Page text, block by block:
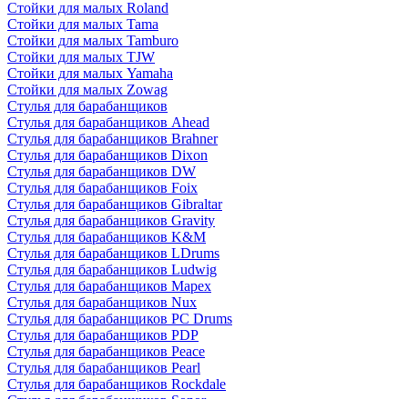
Стойки для малых Roland
Стойки для малых Tama
Стойки для малых Tamburo
Стойки для малых TJW
Стойки для малых Yamaha
Стойки для малых Zowag
Стулья для барабанщиков
Стулья для барабанщиков Ahead
Стулья для барабанщиков Brahner
Стулья для барабанщиков Dixon
Стулья для барабанщиков DW
Стулья для барабанщиков Foix
Стулья для барабанщиков Gibraltar
Стулья для барабанщиков Gravity
Стулья для барабанщиков K&M
Стулья для барабанщиков LDrums
Стулья для барабанщиков Ludwig
Стулья для барабанщиков Mapex
Стулья для барабанщиков Nux
Стулья для барабанщиков PC Drums
Стулья для барабанщиков PDP
Стулья для барабанщиков Peace
Стулья для барабанщиков Pearl
Стулья для барабанщиков Rockdale